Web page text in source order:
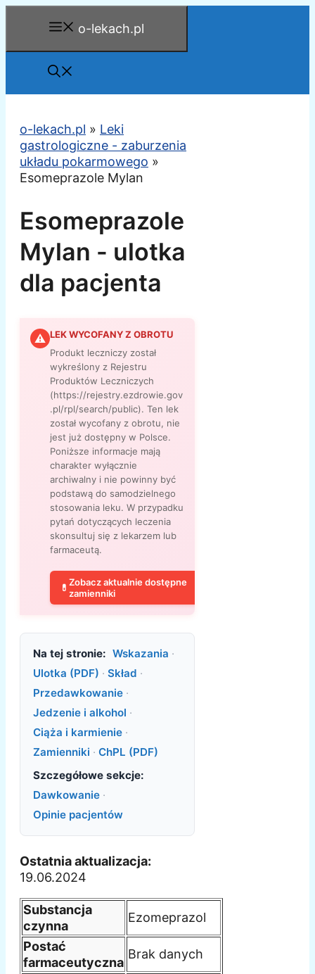
o-lekach.pl
o-lekach.pl » Leki
gastrologiczne - zaburzenia
układu pokarmowego »
Esomeprazole Mylan
Esomeprazole
Mylan - ulotka
dla pacjenta
⚠ LEK WYCOFANY Z OBROTU
Produkt leczniczy został
wykreślony z Rejestru
Produktów Leczniczych
(https://rejestry.ezdrowie.gov
.pl/rpl/search/public). Ten lek
został wycofany z obrotu, nie
jest już dostępny w Polsce.
Poniższe informacje mają
charakter wyłącznie
archiwalny i nie powinny być
podstawą do samodzielnego
stosowania leku. W przypadku
pytań dotyczących leczenia
skonsultuj się z lekarzem lub
farmaceutą.
💊 Zobacz aktualnie dostępne
zamienniki
Na tej stronie: Wskazania ·
Ulotka (PDF) · Skład ·
Przedawkowanie ·
Jedzenie i alkohol ·
Ciąża i karmienie ·
Zamienniki · ChPL (PDF)
Szczegółowe sekcje:
Dawkowanie ·
Opinie pacjentów
Ostatnia aktualizacja:
19.06.2024
Substancja
czynna
Ezomeprazol
Postać
farmaceutyczna
Brak danych